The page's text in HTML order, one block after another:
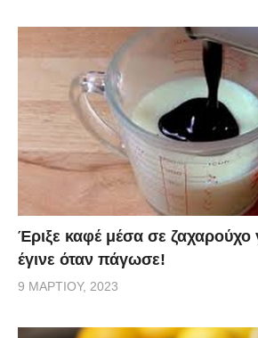
Έριξε καφέ μέσα σε ζαχαρούχο
έγινε όταν πάγωσε!
9 ΜΑΡΤΊΟΥ, 2023